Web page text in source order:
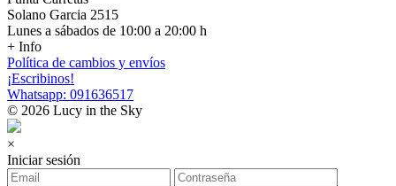
Solano Garcia 2515
Lunes a sábados de 10:00 a 20:00 h
+ Info
Política de cambios y envíos
¡Escribinos!
Whatsapp: 091636517
© 2026 Lucy in the Sky
×
Iniciar sesión